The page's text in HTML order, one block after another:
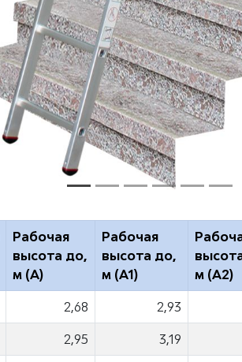
Рабочая
высота до,
м (A)
Рабочая
высота до,
м (A1)
м (A2)
2,68 2,93
2,95 3,19